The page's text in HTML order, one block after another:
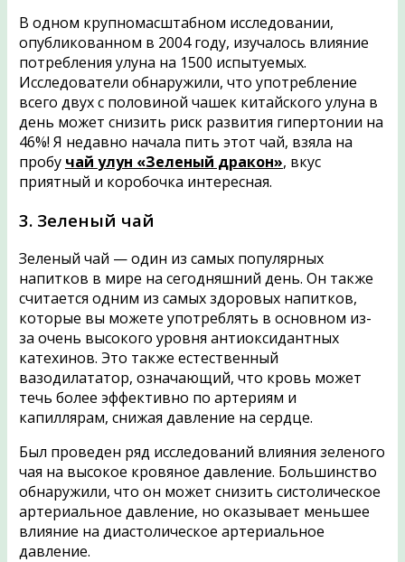
В одном крупномасштабном исследовании,
опубликованном в 2004 году, изучалось влияние
потребления улуна на 1500 испытуемых.
Исследователи обнаружили, что употребление
всего двух с половиной чашек китайского улуна в
день может снизить риск развития гипертонии на
46%! Я недавно начала пить этот чай, взяла на
пробу чай улун «Зеленый дракон», вкус
приятный и коробочка интересная.
3. Зеленый чай
Зеленый чай — один из самых популярных
напитков в мире на сегодняшний день. Он также
считается одним из самых здоровых напитков,
которые вы можете употреблять в основном из-
за очень высокого уровня антиоксидантных
катехинов. Это также естественный
вазодилататор, означающий, что кровь может
течь более эффективно по артериям и
капиллярам, снижая давление на сердце.
Был проведен ряд исследований влияния зеленого
чая на высокое кровяное давление. Большинство
обнаружили, что он может снизить систолическое
артериальное давление, но оказывает меньшее
влияние на диастолическое артериальное
давление.